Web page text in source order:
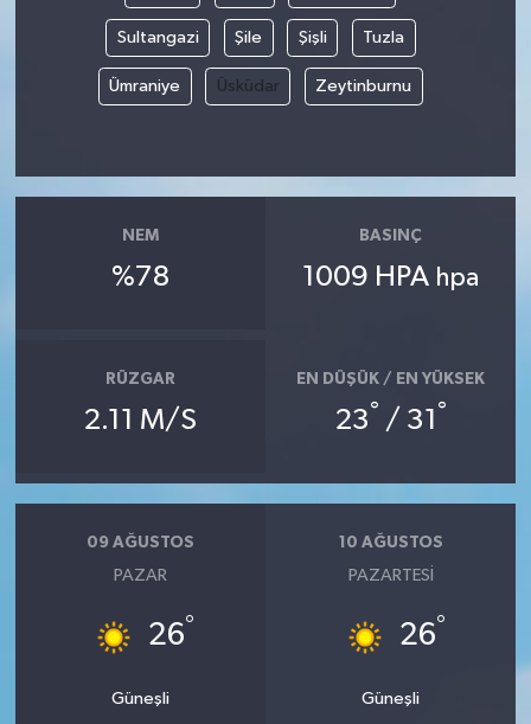
Sultangazi Şile Şişli Tuzla
Ümraniye Üsküdar Zeytinburnu
NEM
%78
BASINÇ
1009 HPA hpa
RÜZGAR
2.11 M/S
EN DÜŞÜK / EN YÜKSEK
23° / 31 °
09 AĞUSTOS
PAZAR
26°
Güneşli
10 AĞUSTOS
PAZARTESI
26°
Güneşli